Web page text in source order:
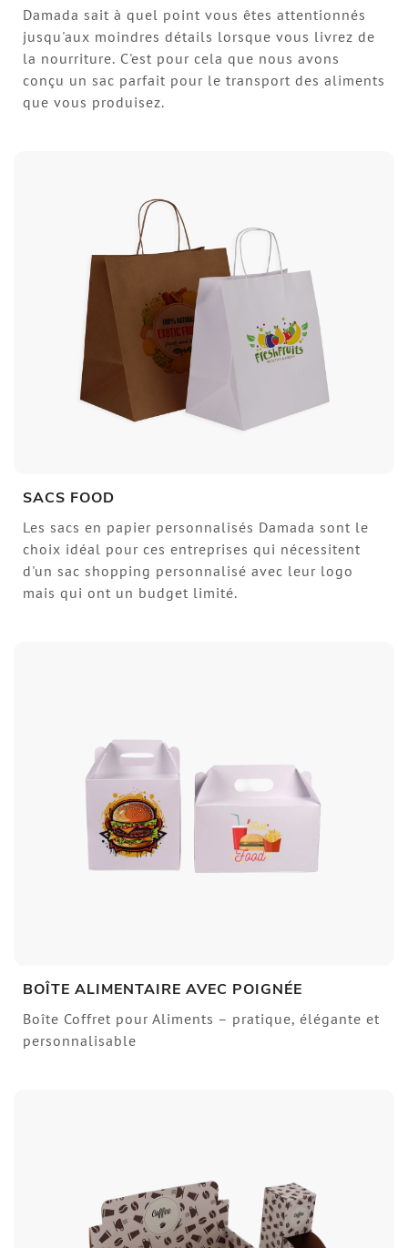
Damada sait à quel point vous êtes attentionnés
jusqu'aux moindres détails lorsque vous livrez de
la nourriture. C'est pour cela que nous avons
conçu un sac parfait pour le transport des aliments
que vous produisez.
SACS FOOD
Les sacs en papier personnalisés Damada sont le
choix idéal pour ces entreprises qui nécessitent
d'un sac shopping personnalisé avec leur logo
mais qui ont un budget limité.
BOÎTE ALIMENTAIRE AVEC POIGNÉE
Boîte Coffret pour Aliments – pratique, élégante et
personnalisable